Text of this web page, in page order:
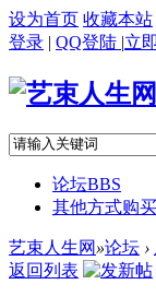
设为首页 收藏本站
登录 | QQ登陆 |立
论坛BBS
其他方式购
艺束人生网 »论坛 ›
返回列表